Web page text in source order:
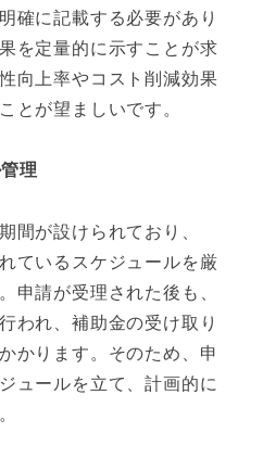
確に記載する必要があり
を定量的に示すことが求
向上率やコスト削減効果
とが望ましいです。
理
間が設けられており、
ているスケジュールを厳
申請が受理された後も、
われ、補助金の受け取り
かります。そのため、申
ュールを立て、計画的に